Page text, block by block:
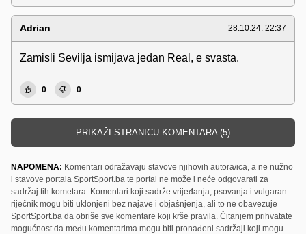
Adrian 28.10.24. 22:37
Zamisli Sevilja ismijava jedan Real, e svasta.
0 0
PRIKAŽI STRANICU KOMENTARA (5)
NAPOMENA: Komentari odražavaju stavove njihovih autora/ica, a ne nužno
i stavove portala SportSport.ba te portal ne može i neće odgovarati za
sadržaj tih kometara. Komentari koji sadrže vrijeđanja, psovanja i vulgaran
riječnik mogu biti uklonjeni bez najave i objašnjenja, ali to ne obavezuje
SportSport.ba da obriše sve komentare koji krše pravila. Čitanjem prihvatate
mogućnost da među komentarima mogu biti pronađeni sadržaji koji mogu